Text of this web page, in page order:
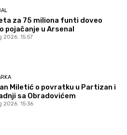
za 75 miliona funti doveo
pojačanje u Arsenal
2026. 15:57
Miletić o povratku u Partizan i
sa Obradovićem
2026. 15:36